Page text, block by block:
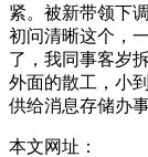
紧。被新带领下
初问清晰这个，
了，我同事客岁
外面的散工，小
供给消息存储办事
本文网址：